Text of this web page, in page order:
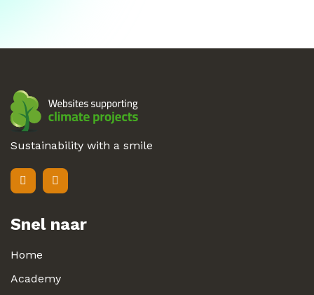
Sustainability with a smile
Snel naar
Home
Academy